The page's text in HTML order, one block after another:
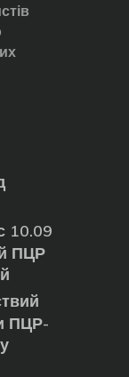
10.09
ПЦР
ПЦР-